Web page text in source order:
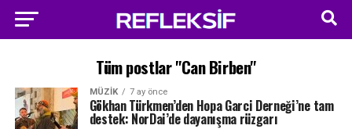
Tüm postlar "Can Birben"
MÜZIK 7 ay önce
Gökhan Türkmen’den Hopa Garci Derneği’ne tam
destek: NorDai’de dayanışma rüzgarı